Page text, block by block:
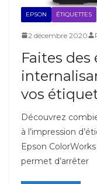
EPSON ÉTIQUETTES
2 décembre 2020
Faites des
vos
Découvrez
à l’impression
Epson
permet d’arrêter